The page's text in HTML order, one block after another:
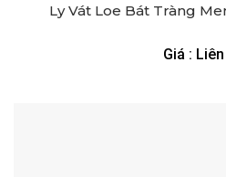
Ly Vát Loe Bát Tràng
Giá :